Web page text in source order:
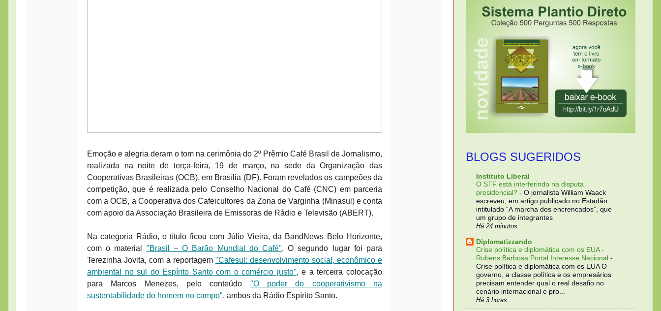
Emoção e alegria deram o tom na cerimônia do 2º Prêmio Café Brasil de Jornalismo,
realizada na noite de terça-feira, 19 de março, na sede da Organização das
Cooperativas Brasileiras (OCB), em Brasília (DF). Foram revelados os campeões da
competição, que é realizada pelo Conselho Nacional do Café (CNC) em parceria
com a OCB, a Cooperativa dos Cafeicultores da Zona de Varginha (Minasul) e conta
com apoio da Associação Brasileira de Emissoras de Rádio e Televisão (ABERT).
Na categoria Rádio, o título ficou com Júlio Vieira, da BandNews Belo Horizonte,
com o material "Brasil – O Barão Mundial do Café". O segundo lugar foi para
Terezinha Jovita, com a reportagem "Cafesul: desenvolvimento social, econômico e
ambiental no sul do Espírito Santo com o comércio justo", e a terceira colocação
para Marcos Menezes, pelo conteúdo "O poder do cooperativismo na
sustentabilidade do homem no campo", ambos da Rádio Espírito Santo.
BLOGS SUGERIDOS
Instituto Liberal
O STF está interferindo na disputa
presidencial? - O jornalista William Waack
escreveu, em artigo publicado no Estadão
intitulado “A marcha dos encrencados”, que
um grupo de integrantes
Há 24 minutos
Diplomatizzando
Crise política e diplomática com os EUA -
Rubens Barbosa Portal Interesse Nacional -
Crise política e diplomática com os EUA O
governo, a classe política e os empresários
precisam entender qual o real desafio no
cenário internacional e pro...
Há 3 horas